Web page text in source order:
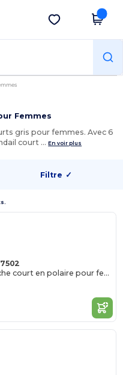
Obtenir l'appli
Femmes
gris pour femmes. Avec 6
court …En voir plus
Filtre ✓
Chandail à capuche court en polaire pour femme